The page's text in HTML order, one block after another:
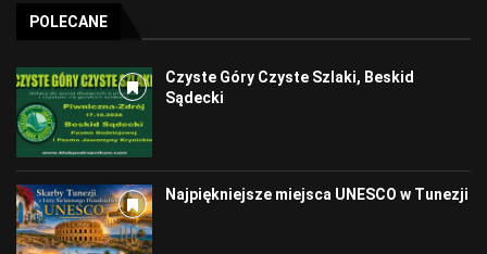
POLECANE
Czyste Góry Czyste Szlaki, Beskid
Sądecki
Najpiękniejsze miejsca UNESCO w Tunezji